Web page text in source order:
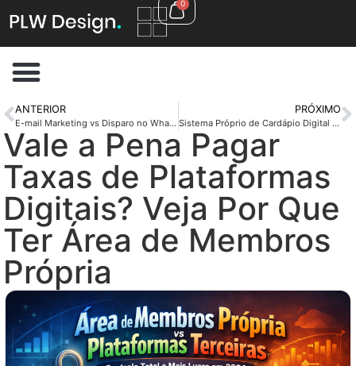
0
ANTERIOR
E-mail Marketing vs Disparo no WhatsApp: Qual Estratégia Gera Mais Vendas
PRÓXIMO
Sistema Próprio de Cardápio Digital ou Plataforma Terceira? Veja Qual Vale Mais a Pena
Vale a Pena Pagar
Taxas de Plataformas
Digitais? Veja Por Que
Ter Área de Membros
Própria